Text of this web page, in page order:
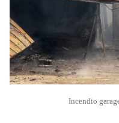
Incendio